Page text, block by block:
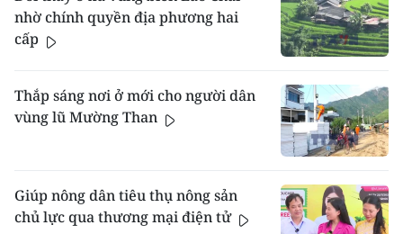
nhờ chính quyền địa phương hai
cấp
Thắp sáng nơi ở mới cho người dân
vùng lũ Mường Than
Giúp nông dân tiêu thụ nông sản
chủ lực qua thương mại điện tử